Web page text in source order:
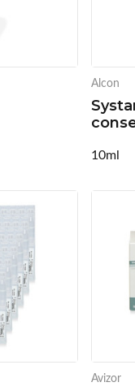
Alcon
10ml
Avizor